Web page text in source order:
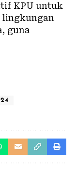
KPU untuk
lingkungan
guna